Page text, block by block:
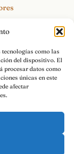
como las
del dispositivo. El
procesar datos como
únicas en este
afectar